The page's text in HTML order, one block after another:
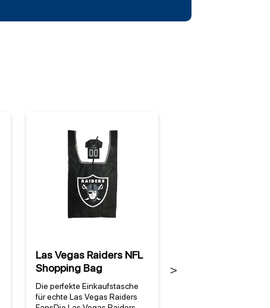
Las Vegas Raiders NFL
Shopping Bag
Die perfekte Einkaufstasche
für echte Las Vegas Raiders
Next